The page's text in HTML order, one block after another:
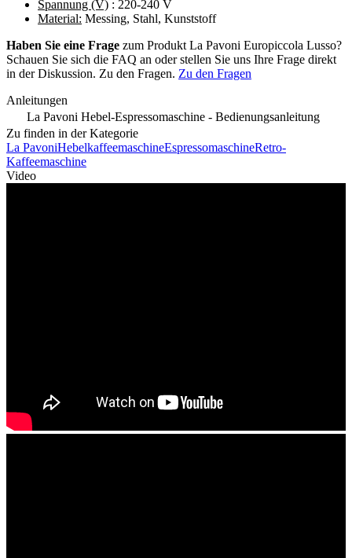
Spannung (V) : 220-240 V
Material: Messing, Stahl, Kunststoff
Haben Sie eine Frage zum Produkt La Pavoni Europiccola Lusso?
Schauen Sie sich die FAQ an oder stellen Sie uns Ihre Frage direkt
in der Diskussion. Zu den Fragen. Zu den Fragen
Anleitungen
La Pavoni Hebel-Espressomaschine - Bedienungsanleitung
Zu finden in der Kategorie
La PavoniHebelkaffeemaschineEspressomaschineRetro-
Kaffeemaschine
Video